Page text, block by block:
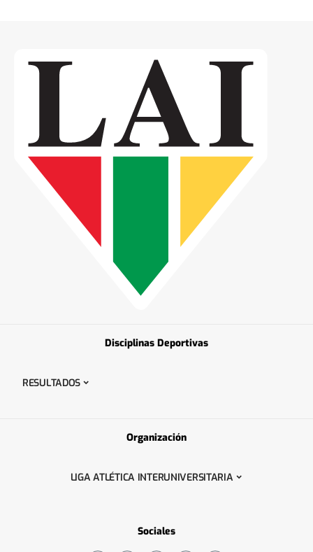
Disciplinas Deportivas
RESULTADOS
Organización
LIGA ATLÉTICA INTERUNIVERSITARIA
Sociales